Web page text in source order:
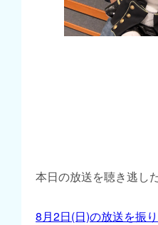
本日の放送を聴き逃し
8月2日(日)の放送を振